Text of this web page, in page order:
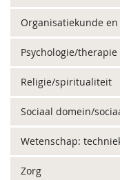
Organisatiekunde
Psychologie/therapie
Religie/spiritualiteit
Sociaal domein/
Wetenschap:
Zorg